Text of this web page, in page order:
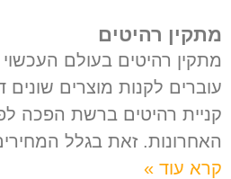
מתקין רהיטים
מתקין רהיטים בעולם העכשוי
עוברים לקנות מוצרים
קניית רהיטים ברשת הפכה
האחרונות. זאת בגלל
קרא עוד »